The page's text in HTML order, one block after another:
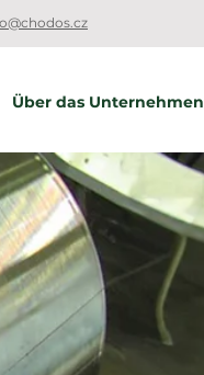
Über das Unternehmen